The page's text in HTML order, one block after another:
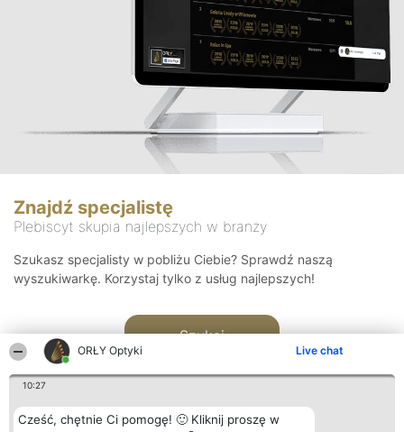
ORŁY Optyki Live chat
10:27
Cześć, chętnie Ci pomogę! 🙂 Kliknij proszę w
Znajdź specjalistę
Plebiscyt skupia najlepszych w branży
Szukasz specjalisty w pobliżu Ciebie? Sprawdź naszą
wyszukiwarkę. Korzystaj tylko z usług najlepszych!
Szukaj